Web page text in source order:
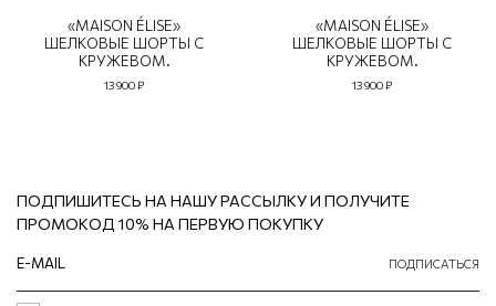
«MAISON ÉLISE»
ШЕЛКОВЫЕ ШОРТЫ С
КРУЖЕВОМ.
13 900 ₽
«MAISON ÉLISE»
ШЕЛКОВЫЕ ШОРТЫ С
КРУЖЕВОМ.
13 900 ₽
ПОДПИШИТЕСЬ НА НАШУ РАССЫЛКУ И ПОЛУЧИТЕ
ПРОМОКОД 10% НА ПЕРВУЮ ПОКУПКУ
ПОДПИСАТЬСЯ